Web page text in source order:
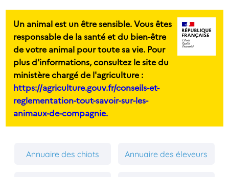
Un animal est un être sensible. Vous êtes
responsable de la santé et du bien-être
de votre animal pour toute sa vie. Pour
plus d'informations, consultez le site du
ministère chargé de l'agriculture :
https://agriculture.gouv.fr/conseils-et-
reglementation-tout-savoir-sur-les-
animaux-de-compagnie.
Annuaire des chiots Annuaire des éleveurs